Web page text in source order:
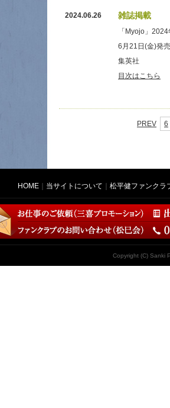
2024.06.26 雑誌掲載
「Myojo」
6月21日(金)
集英社
目次はこちら
PREV 6
HOME 当サイトについて 松平健ファンクラ
Copyright (C) Sanki